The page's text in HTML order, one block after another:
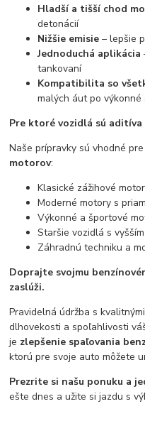
Hladší a tišší chod
detonácií
Nižšie emisie – lepšie
Jednoduchá aplikácia
tankovaní
Kompatibilita so
malých áut po
Pre ktoré vozidlá sú aditíva
Naše prípravky sú vhodné
motorov:
Klasické zážihové
Moderné motory s
Výkonné a športové
Staršie vozidlá s
Záhradnú techniku a
Doprajte svojmu
zaslúži.
Pravidelná údržba s
dlhovekosti a spoľahlivosti
je zlepšenie spaľovania
ktorú pre svoje auto môžete
Prezrite si našu ponuku a
ešte dnes a užite si jazdu s